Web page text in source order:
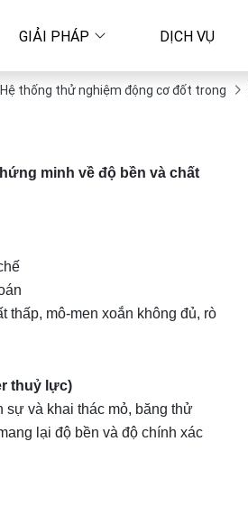
GIẢI PHÁP DỊCH VỤ
Hệ thống thử nghiệm động cơ đốt trong
minh về độ bền và chất
thấp, mô-men xoắn không đủ, rò
thuỷ lực)
sự và khai thác mỏ, băng thử
lại độ bền và độ chính xác